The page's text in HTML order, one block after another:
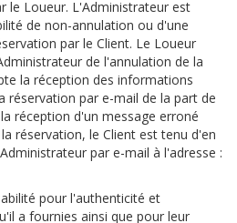
le Loueur. L'Administrateur est
de non-annulation ou d'une
par le Client. Le Loueur
de l'annulation de la
la réception des informations
réservation par e-mail de la part de
réception d'un message erroné
réservation, le Client est tenu d'en
par e-mail à l'adresse :
pour l'authenticité et
a fournies ainsi que pour leur